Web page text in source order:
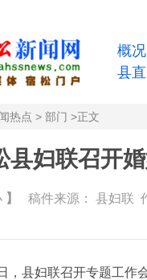
概况
县直
热点 > 部门 >正文
县妇联召开
】 稿件来源： 县妇联
，县妇联召开专题工作